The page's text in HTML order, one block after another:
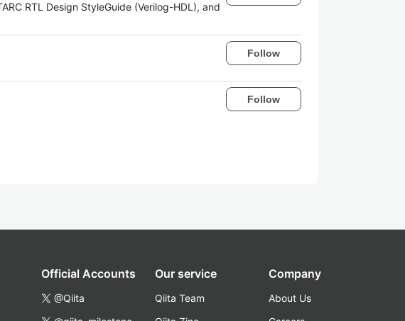
RTL Design StyleGuide (Verilog-HDL), and
Follow
Follow
Official Accounts
@Qiita
Our service
Qiita Team
Company
About Us